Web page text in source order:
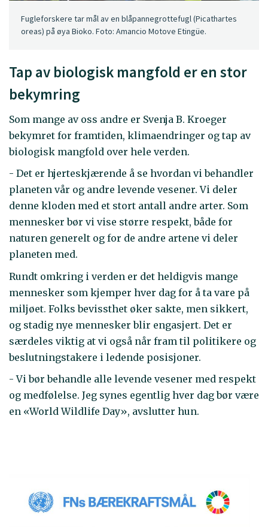
Fugleforskere tar mål av en blåpannegrottefugl (Picathartes
oreas) på øya Bioko. Foto: Amancio Motove Etingüe.
Tap av biologisk mangfold er en stor
bekymring
Som mange av oss andre er Svenja B. Kroeger
bekymret for framtiden, klimaendringer og tap av
biologisk mangfold over hele verden.
- Det er hjerteskjærende å se hvordan vi behandler
planeten vår og andre levende vesener. Vi deler
denne kloden med et stort antall andre arter. Som
mennesker bør vi vise større respekt, både for
naturen generelt og for de andre artene vi deler
planeten med.
Rundt omkring i verden er det heldigvis mange
mennesker som kjemper hver dag for å ta vare på
miljøet. Folks bevissthet øker sakte, men sikkert,
og stadig nye mennesker blir engasjert. Det er
særdeles viktig at vi også når fram til politikere og
beslutningstakere i ledende posisjoner.
- Vi bør behandle alle levende vesener med respekt
og medfølelse. Jeg synes egentlig hver dag bør være
en «World Wildlife Day», avslutter hun.